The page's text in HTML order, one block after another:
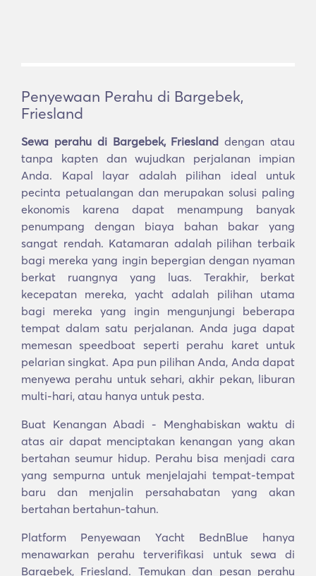
Penyewaan Perahu di Bargebek,
Friesland
Sewa perahu di Bargebek, Friesland dengan atau
tanpa kapten dan wujudkan perjalanan impian
Anda. Kapal layar adalah pilihan ideal untuk
pecinta petualangan dan merupakan solusi paling
ekonomis karena dapat menampung banyak
penumpang dengan biaya bahan bakar yang
sangat rendah. Katamaran adalah pilihan terbaik
bagi mereka yang ingin bepergian dengan nyaman
berkat ruangnya yang luas. Terakhir, berkat
kecepatan mereka, yacht adalah pilihan utama
bagi mereka yang ingin mengunjungi beberapa
tempat dalam satu perjalanan. Anda juga dapat
memesan speedboat seperti perahu karet untuk
pelarian singkat. Apa pun pilihan Anda, Anda dapat
menyewa perahu untuk sehari, akhir pekan, liburan
multi-hari, atau hanya untuk pesta.
Buat Kenangan Abadi - Menghabiskan waktu di
atas air dapat menciptakan kenangan yang akan
bertahan seumur hidup. Perahu bisa menjadi cara
yang sempurna untuk menjelajahi tempat-tempat
baru dan menjalin persahabatan yang akan
bertahan bertahun-tahun.
Platform Penyewaan Yacht BednBlue hanya
menawarkan perahu terverifikasi untuk sewa di
Bargebek, Friesland. Temukan dan pesan perahu